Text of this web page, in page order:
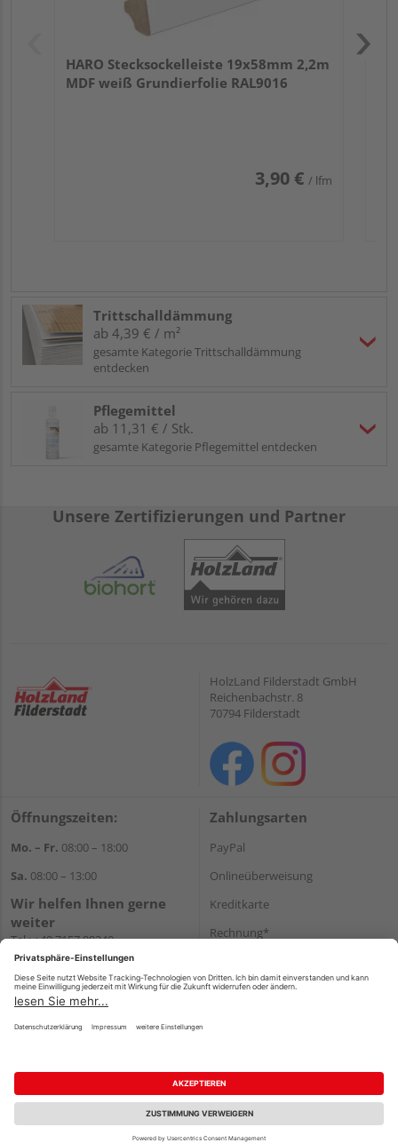
HARO Stecksockelleiste 19x58mm 2,2m
MDF weiß Grundierfolie RAL9016
3,90 € / lfm
Trittschalldämmung
ab 4,39 € / m²
gesamte Kategorie Trittschalldämmung
entdecken
Pflegemittel
ab 11,31 € / Stk.
gesamte Kategorie Pflegemittel entdecken
Unsere Zertifizierungen und Partner
HolzLand Filderstadt GmbH
Reichenbachstr. 8
70794 Filderstadt
Öffnungszeiten:
Mo. – Fr. 08:00 – 18:00
Sa. 08:00 – 13:00
Wir helfen Ihnen gerne
weiter
Tel.:+49 7157 88240
E-Mail:shop@holzland-
filderstadt.de
Zahlungsarten
PayPal
Onlineüberweisung
Kreditkarte
Rechnung*
Versand
Impressum AGB Widerruf
Datenschutz
Reservierungsbedingungen
Vertrag widerrufen